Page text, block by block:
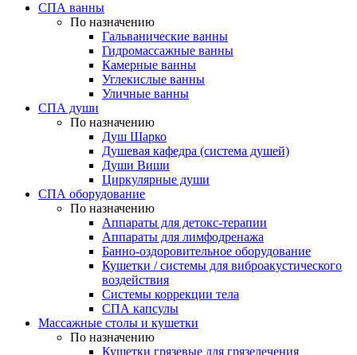
СПА ванны
По назначению
Гальванические ванны
Гидромассажные ванны
Камерные ванны
Углекислые ванны
Уличные ванны
СПА души
По назначению
Душ Шарко
Душевая кафедра (система душей)
Души Виши
Циркулярные души
СПА оборудование
По назначению
Аппараты для детокс-терапии
Аппараты для лимфодренажа
Банно-оздоровительное оборудование
Кушетки / системы для виброакустического
воздействия
Системы коррекции тела
СПА капсулы
Массажные столы и кушетки
По назначению
Кушетки грязевые для грязелечения